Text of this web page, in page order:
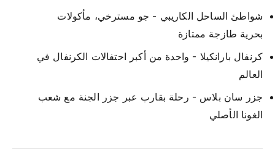
شواطئ الساحل الكاريبي - جو مسترخي، مأكولات
بحرية طازجة ممتازة
كرنفال بارانكيلا - واحدة من أكبر احتفالات الكرنفال في
العالم
جزر سان بلاس - رحلة بقارب عبر جزر الجنة مع شعب
الغونا الأصلي